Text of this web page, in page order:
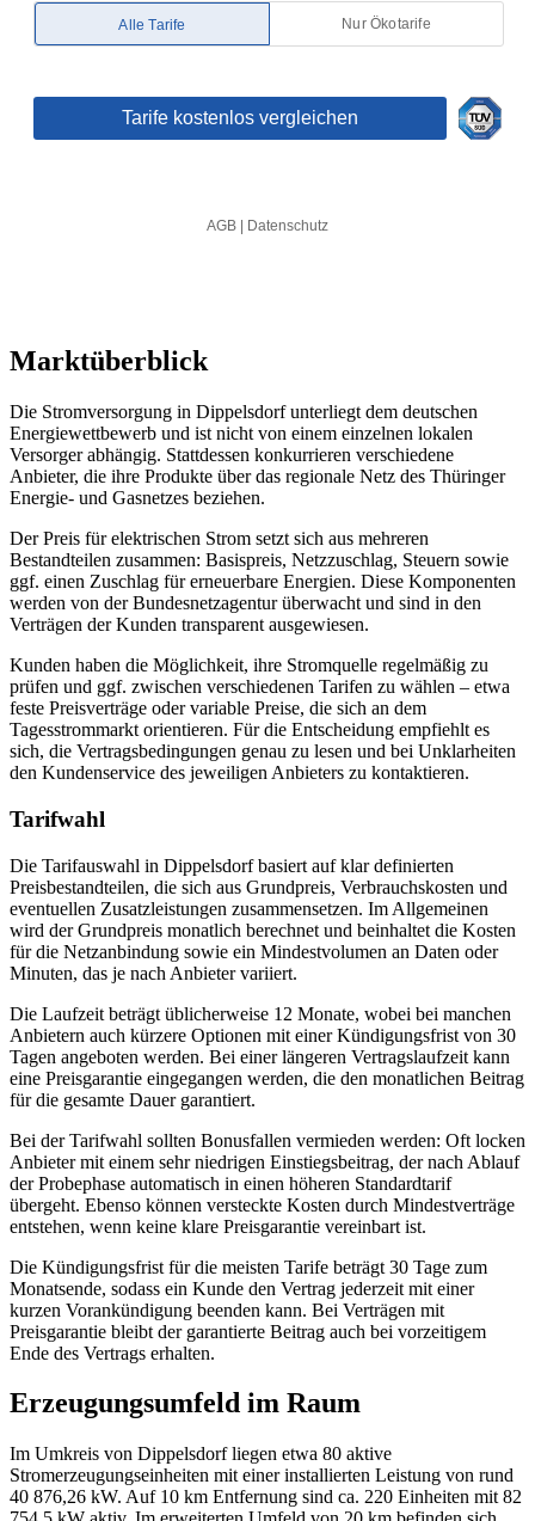
Marktüberblick
Die Stromversorgung in Dippelsdorf unterliegt dem deutschen
Energiewettbewerb und ist nicht von einem einzelnen lokalen
Versorger abhängig. Stattdessen konkurrieren verschiedene
Anbieter, die ihre Produkte über das regionale Netz des Thüringer
Energie- und Gasnetzes beziehen.
Der Preis für elektrischen Strom setzt sich aus mehreren
Bestandteilen zusammen: Basispreis, Netzzuschlag, Steuern sowie
ggf. einen Zuschlag für erneuerbare Energien. Diese Komponenten
werden von der Bundesnetzagentur überwacht und sind in den
Verträgen der Kunden transparent ausgewiesen.
Kunden haben die Möglichkeit, ihre Stromquelle regelmäßig zu
prüfen und ggf. zwischen verschiedenen Tarifen zu wählen – etwa
feste Preisverträge oder variable Preise, die sich an dem
Tagesstrommarkt orientieren. Für die Entscheidung empfiehlt es
sich, die Vertragsbedingungen genau zu lesen und bei Unklarheiten
den Kundenservice des jeweiligen Anbieters zu kontaktieren.
Tarifwahl
Die Tarifauswahl in Dippelsdorf basiert auf klar definierten
Preisbestandteilen, die sich aus Grundpreis, Verbrauchskosten und
eventuellen Zusatzleistungen zusammensetzen. Im Allgemeinen
wird der Grundpreis monatlich berechnet und beinhaltet die Kosten
für die Netzanbindung sowie ein Mindestvolumen an Daten oder
Minuten, das je nach Anbieter variiert.
Die Laufzeit beträgt üblicherweise 12 Monate, wobei bei manchen
Anbietern auch kürzere Optionen mit einer Kündigungsfrist von 30
Tagen angeboten werden. Bei einer längeren Vertragslaufzeit kann
eine Preisgarantie eingegangen werden, die den monatlichen Beitrag
für die gesamte Dauer garantiert.
Bei der Tarifwahl sollten Bonusfallen vermieden werden: Oft locken
Anbieter mit einem sehr niedrigen Einstiegsbeitrag, der nach Ablauf
der Probephase automatisch in einen höheren Standardtarif
übergeht. Ebenso können versteckte Kosten durch Mindestverträge
entstehen, wenn keine klare Preisgarantie vereinbart ist.
Die Kündigungsfrist für die meisten Tarife beträgt 30 Tage zum
Monatsende, sodass ein Kunde den Vertrag jederzeit mit einer
kurzen Vorankündigung beenden kann. Bei Verträgen mit
Preisgarantie bleibt der garantierte Beitrag auch bei vorzeitigem
Ende des Vertrags erhalten.
Erzeugungsumfeld im Raum
Im Umkreis von Dippelsdorf liegen etwa 80 aktive
Stromerzeugungseinheiten mit einer installierten Leistung von rund
40 876,26 kW. Auf 10 km Entfernung sind ca. 220 Einheiten mit 82